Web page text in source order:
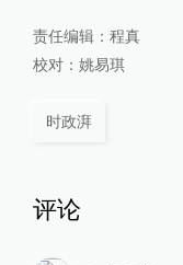
责任编辑： 程真
校对： 姚易琪
时政湃
评论